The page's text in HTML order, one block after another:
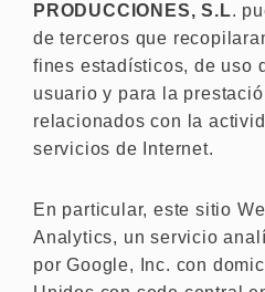
PRODUCCIONES, S.L.
de terceros que
fines estadísticos, de uso
usuario y para la
relacionados con la
servicios de Internet.
En particular, este sitio
Analytics, un servicio
por Google, Inc. con